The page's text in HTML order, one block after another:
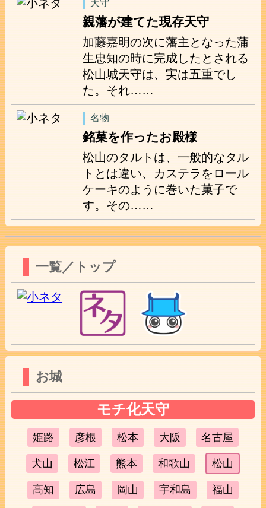
天守
親藩が建てた現存天守
加藤嘉明の次に藩主となった蒲
生忠知の時に完成したとされる
松山城天守は、実は五重でし
た。それ……
名物
銘菓を作ったお殿様
松山のタルトは、一般的なタル
トとは違い、カステラをロール
ケーキのように巻いた菓子で
す。その……
一覧／トップ
お城
モチ化天守
姫路 彦根 松本 大阪 名古屋
犬山 松江 熊本 和歌山 松山
高知 広島 岡山 宇和島 福山